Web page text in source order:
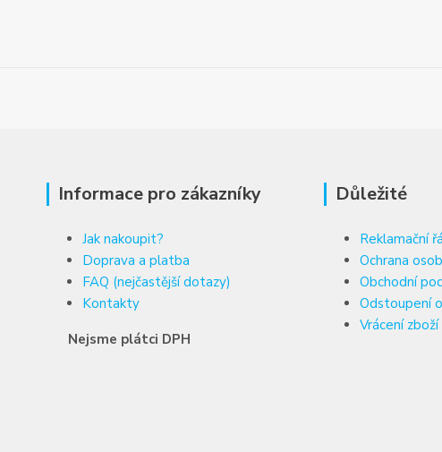
Informace pro zákazníky
Jak nakoupit?
Doprava a platba
FAQ (nejčastější dotazy)
Kontakty
Nejsme plátci DPH
Důležité
Reklamační
Ochrana
Obchodní
Odstoupení
Vrácení zboží